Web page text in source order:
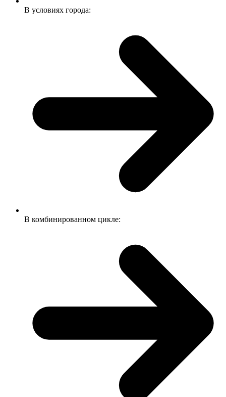
В условиях города:
В комбинированном цикле: